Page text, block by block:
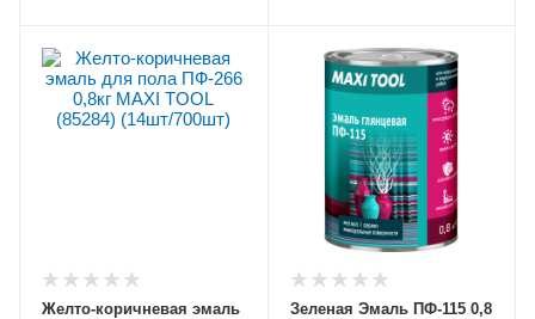
Желто-коричневая эмаль
Зеленая Эмаль ПФ-115 0,8